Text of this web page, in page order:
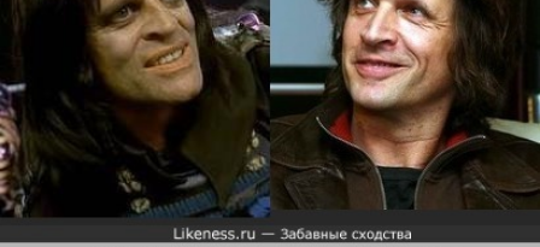
Случайное сходство 👍
Создать сходство
Для публикации необходима авторизация